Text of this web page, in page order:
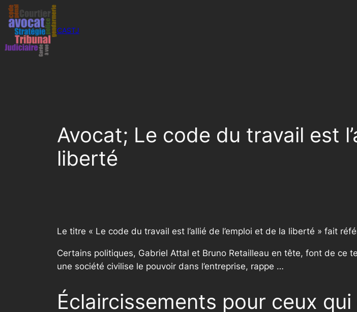
Aller
au
contenu
CASTJ
Avocat; Le code du travail est
liberté
Le titre « Le code du travail est l’allié de l’emploi et de la liberté » fait
Certains politiques, Gabriel Attal et Bruno Retailleau en tête, font de ce
une société civilise le pouvoir dans l’entreprise, rappe …
Éclaircissements pour ceux